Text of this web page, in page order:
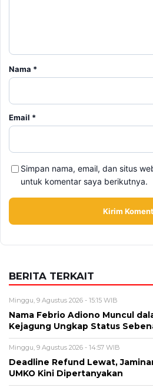
Kejagung Ungkap Status
Deadline Refund Lewat,
Sabtu, 8 Agustus 2026 - 22:27 WIB
Terekam CCTV, 4 Pencuri Kabel
Diringkus, Kerugian Rp80 Juta
Sabtu, 8 Agustus 2026 - 16:49 WIB
Babah Alun Borong 61 Land
Ternyata Bukan untuk Koleksi